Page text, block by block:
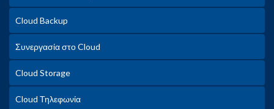
Cloud Backup
Συνεργασία στο Cloud
Cloud Storage
Cloud Τηλεφωνία